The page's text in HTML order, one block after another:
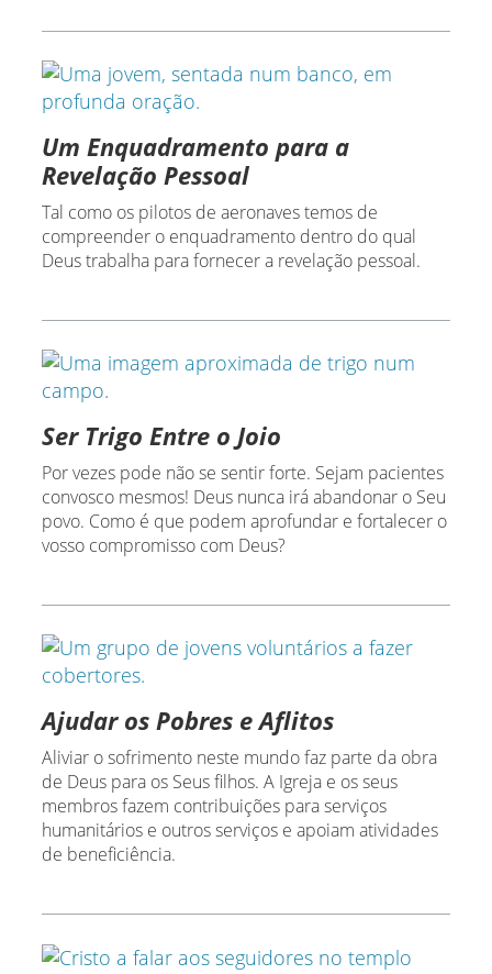
Um Enquadramento para a
Revelação Pessoal
Tal como os pilotos de aeronaves temos de
compreender o enquadramento dentro do qual
Deus trabalha para fornecer a revelação pessoal.
Ser Trigo Entre o Joio
Por vezes pode não se sentir forte. Sejam pacientes
convosco mesmos! Deus nunca irá abandonar o Seu
povo. Como é que podem aprofundar e fortalecer o
vosso compromisso com Deus?
Ajudar os Pobres e Aflitos
Aliviar o sofrimento neste mundo faz parte da obra
de Deus para os Seus filhos. A Igreja e os seus
membros fazem contribuições para serviços
humanitários e outros serviços e apoiam atividades
de beneficiência.